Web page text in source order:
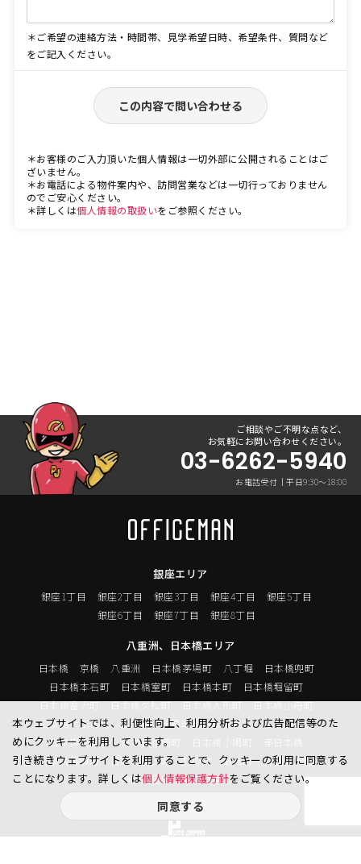
＊ご希望の連絡方法・時間帯、見学希望日時、希望条件、質問など
をご記入ください。
この内容で問い合わせる
＊お客様のご入力頂いた個人情報は一切外部に公開されることはご
ざいません。
＊お電話による物件案内や、訪問営業などは一切行っておりません
のでご安心ください。
＊詳しくは個人情報の取扱いをご参照ください。
ご相談やご不明な点など、
お気軽にお問い合わせください。
03-6262-5940
お電話受付｜平日9:30〜18:00
銀座エリア
銀座1丁目 銀座2丁目 銀座3丁目 銀座4丁目
銀座5丁目
銀座6丁目
銀座7丁目 銀座8丁目
八重洲、日本橋エリア
日本橋 京橋 八重洲 日本橋茅場町 八丁堀
日本橋兜町
日本橋本石町
日本橋室町 日本橋本町
日本橋堀留町
日本橋富沢町
日本橋久松町 日本橋人形町
日本橋小舟町
日本橋大伝馬町
日本橋小伝馬町 日本橋浜町
日本橋中洲
日本橋蛎殻町
日本橋箱崎町 日本橋小網町
東日本橋
日本橋馬喰町
日本橋横山町 丸の内 鍛冶町
神田鍛冶町
神田紺屋町
神田美倉町
本ウェブサイトでは、利便性向上、利用分析および広告配信等のた
めにクッキーを利用しています。
引き続きウェブサイトを利用することで、クッキーの利用に同意する
ことになります。詳しくは個人情報保護方針をご覧ください。
同意する